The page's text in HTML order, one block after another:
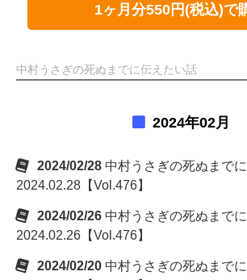
1ヶ月分550円(税込)で
中村うさぎの死ぬまでに伝えたい話
2024年02月
2024/02/28 中村うさぎの死ぬまで
2024.02.28【Vol.476】
2024/02/26 中村うさぎの死ぬまで
2024.02.26【Vol.476】
2024/02/20 中村うさぎの死ぬまで